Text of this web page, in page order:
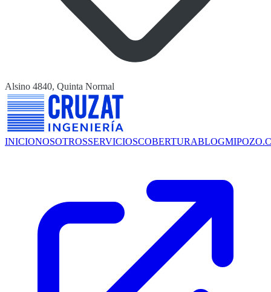
Alsino 4840, Quinta Normal
INICIONOSOTROSSERVICIOSCOBERTURABLOG